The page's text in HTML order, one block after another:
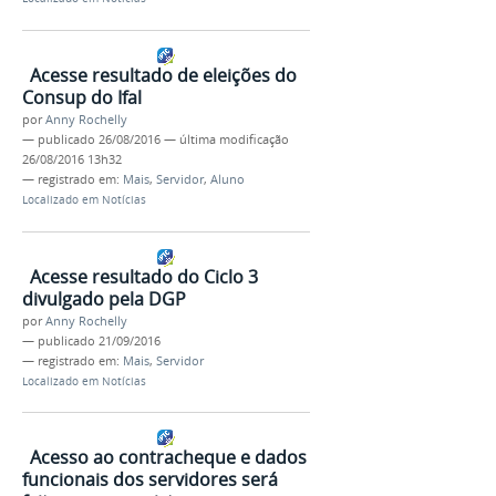
Acesse resultado de eleições do
Consup do Ifal
porAnny Rochelly
— publicado 26/08/2016 — última modificação
26/08/2016 13h32
— registrado em: Mais, Servidor, Aluno
Localizado em Notícias
Acesse resultado do Ciclo 3
divulgado pela DGP
porAnny Rochelly
— publicado 21/09/2016
— registrado em: Mais, Servidor
Localizado em Notícias
Acesso ao contracheque e dados
funcionais dos servidores será